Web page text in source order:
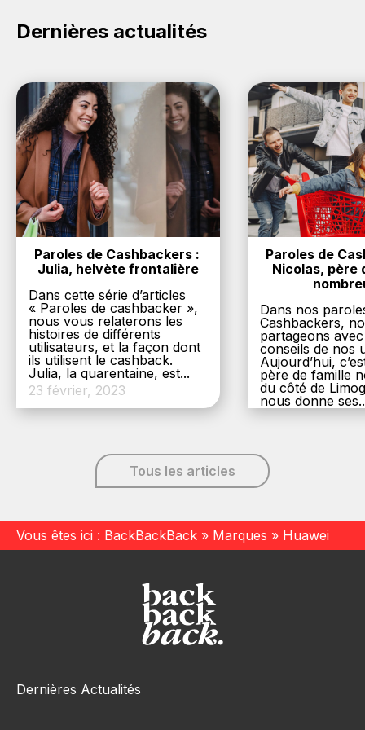
Dernières actualités
Paroles de Cashbackers :
Julia, helvète frontalière
Dans cette série d’articles
« Paroles de cashbacker »,
nous vous relaterons les
histoires de différents
utilisateurs, et la façon dont
ils utilisent le cashback.
Julia, la quarentaine, est...
23 février, 2023
Paroles de
Nicolas, père
Dans nos
Cashbackers,
partageons
conseils de nos
Aujourd’hui,
père de famille
du côté de
nous donne
6 décembre,
Tous les articles
Vous êtes ici : BackBackBack » Marques » Huawei
Dernières Actualités